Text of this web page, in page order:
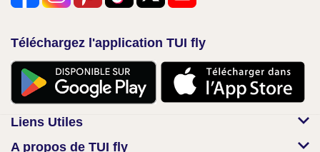
Téléchargez l'application TUI fly
Liens Utiles
A propos de TUI fly